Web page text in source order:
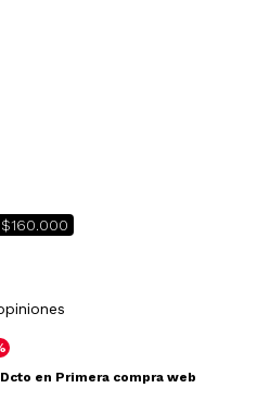
$160.000
en Primera compra web